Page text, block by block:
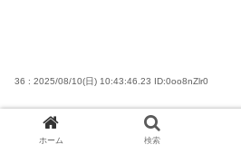
36 : 2025/08/10(日) 10:43:46.23 ID:0oo8nZlr0
>>35
核を落とせばいい
ホーム 検索